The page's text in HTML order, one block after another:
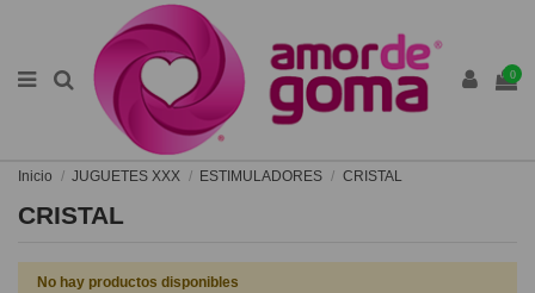
0
Inicio JUGUETES XXX ESTIMULADORES CRISTAL
CRISTAL
No hay productos disponibles